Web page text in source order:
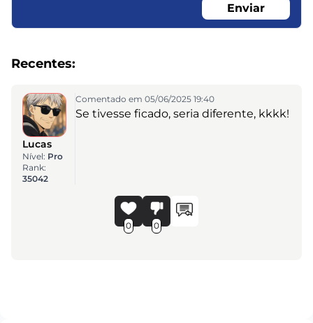
Enviar
Recentes:
Lucas
Nível: Pro
Rank:
35042
Comentado em 05/06/2025 19:40
Se tivesse ficado, seria diferente, kkkk!
0 0